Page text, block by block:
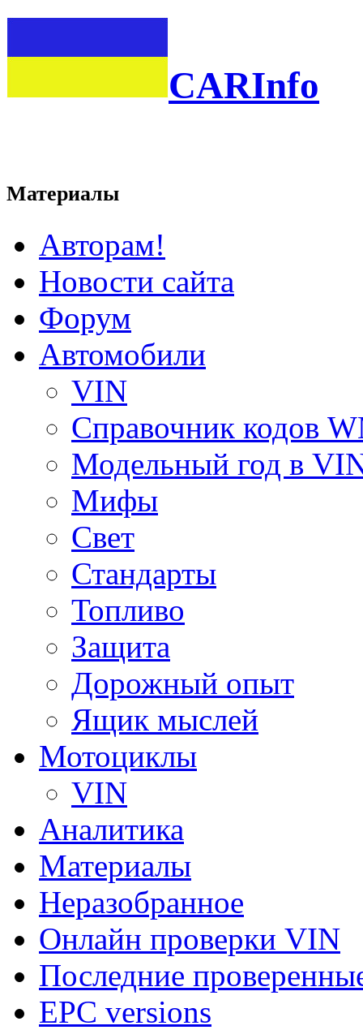
CARInfo
Материалы
Авторам!
Новости сайта
Форум
Автомобили
VIN
Справочник кодов
Модельный год в
Мифы
Свет
Стандарты
Топливо
Защита
Дорожный опыт
Ящик мыслей
Мотоциклы
VIN
Аналитика
Материалы
Неразобранное
Онлайн проверки VIN
Последние
EPC versions